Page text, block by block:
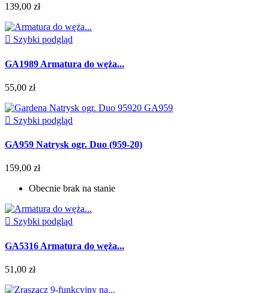
139,00 zł
 Szybki podgląd
GA1989 Armatura do węża...
55,00 zł
 Szybki podgląd
GA959 Natrysk ogr. Duo (959-20)
159,00 zł
Obecnie brak na stanie
 Szybki podgląd
GA5316 Armatura do węża...
51,00 zł